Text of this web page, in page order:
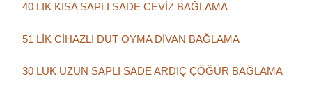
40 LIK KISA SAPLI SADE CEVİZ BAĞLAMA
51 LİK CİHAZLI DUT OYMA DİVAN BAĞLAMA
30 LUK UZUN SAPLI SADE ARDIÇ ÇÖĞÜR BAĞLAMA